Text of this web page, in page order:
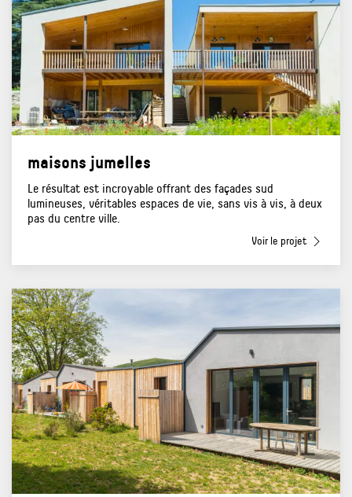
maisons jumelles
Le résultat est incroyable offrant des façades sud
lumineuses, véritables espaces de vie, sans vis à vis, à deux
pas du centre ville.
Voir le projet